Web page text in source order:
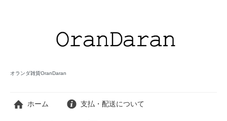
オランダ雑貨OranDaran
ホーム 支払・配送について